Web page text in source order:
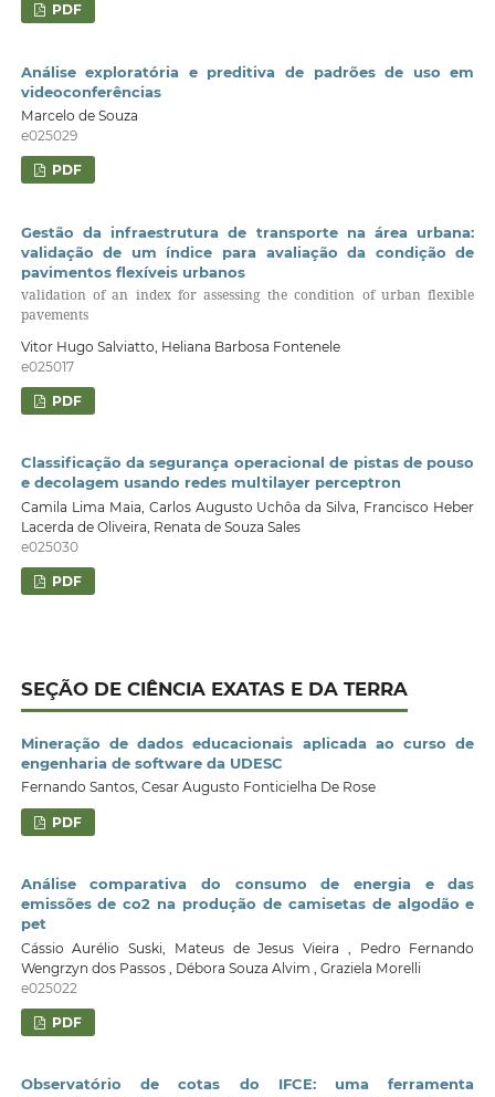
PDF
Análise exploratória e preditiva de padrões de uso em
videoconferências
Marcelo de Souza
e025029
PDF
Gestão da infraestrutura de transporte na área urbana:
validação de um índice para avaliação da condição de
pavimentos flexíveis urbanos
validation of an index for assessing the condition of urban flexible
pavements
Vitor Hugo Salviatto, Heliana Barbosa Fontenele
e025017
PDF
Classificação da segurança operacional de pistas de pouso
e decolagem usando redes multilayer perceptron
Camila Lima Maia, Carlos Augusto Uchôa da Silva, Francisco Heber
Lacerda de Oliveira, Renata de Souza Sales
e025030
PDF
SEÇÃO DE CIÊNCIA EXATAS E DA TERRA
Mineração de dados educacionais aplicada ao curso de
engenharia de software da UDESC
Fernando Santos, Cesar Augusto Fonticielha De Rose
PDF
Análise comparativa do consumo de energia e das
emissões de co2 na produção de camisetas de algodão e
pet
Cássio Aurélio Suski, Mateus de Jesus Vieira , Pedro Fernando
Wengrzyn dos Passos , Débora Souza Alvim , Graziela Morelli
e025022
PDF
Observatório de cotas do IFCE: uma ferramenta